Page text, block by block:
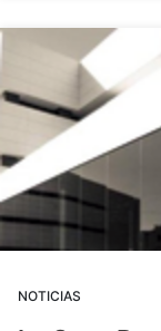
NOTICIAS